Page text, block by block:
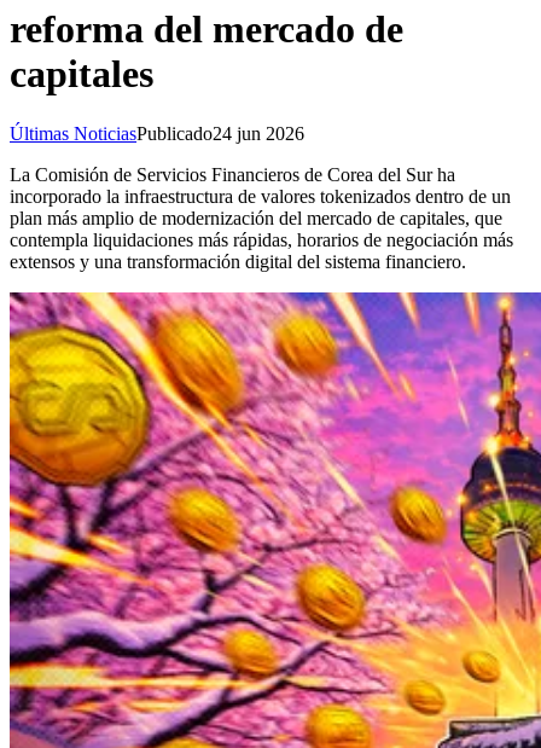
reforma del mercado de
capitales
Últimas NoticiasPublicado24 jun 2026
La Comisión de Servicios Financieros de Corea del Sur ha
incorporado la infraestructura de valores tokenizados dentro de un
plan más amplio de modernización del mercado de capitales, que
contempla liquidaciones más rápidas, horarios de negociación más
extensos y una transformación digital del sistema financiero.